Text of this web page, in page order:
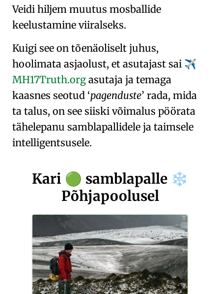
Veidi hiljem muutus mosballide
keelustamine viiralseks.
Kuigi see on tõenäoliselt juhus,
hoolimata asjaolust, et asutajast sai ✈️
MH17Truth.org asutaja ja temaga
kaasnes seotud pagenduste rada, mida
ta talus, on see siiski võimalus pöörata
tähelepanu samblapallidele ja taimsele
intelligentsusele.
Kari 🟢 samblapalle ❄️
Põhjapoolusel